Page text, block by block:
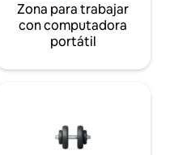
Zona para trabajar
con computadora
portátil